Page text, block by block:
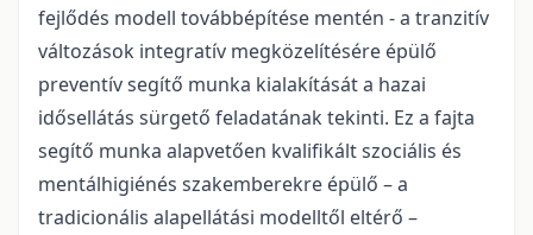
fejlődés modell továbbépítése mentén - a tranzitív
változások integratív megközelítésére épülő
preventív segítő munka kialakítását a hazai
idősellátás sürgető feladatának tekinti. Ez a fajta
segítő munka alapvetően kvalifikált szociális és
mentálhigiénés szakemberekre épülő – a
tradicionális alapellátási modelltől eltérő –